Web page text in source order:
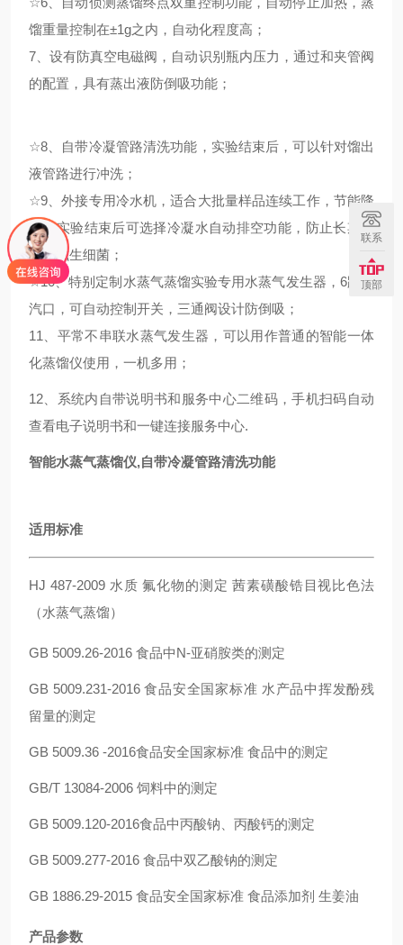
馏重量控制在±1g之内，自动化程度高；
7、设有防真空电磁阀，自动识别瓶内压力，通过和夹管阀
的配置，具有蒸出液防倒吸功能；
☆8、自带冷凝管路清洗功能，实验结束后，可以针对馏出
液管路进行冲洗；
☆9、外接专用冷水机，适合大批量样品连续工作，节能降
耗，实验结束后可选择冷凝水自动排空功能，防止长期不
使用滋生细菌；
☆10、特别定制水蒸气蒸馏实验专用水蒸气发生器，6路蒸
汽口，可自动控制开关，三通阀设计防倒吸；
11、平常不串联水蒸气发生器，可以用作普通的智能一体
化蒸馏仪使用，一机多用；
12、系统内自带说明书和服务中心二维码，手机扫码自动
查看电子说明书和一键连接服务中心.
智能水蒸气蒸馏仪,自带冷凝管路清洗功能
适用标准
HJ 487-2009 水质 氟化物的测定 茜素磺酸锆目视比色法
（水蒸气蒸馏）
GB 5009.26-2016 食品中N-亚硝胺类的测定
GB 5009.231-2016 食品安全国家标准 水产品中挥发酚残
留量的测定
GB 5009.36 -2016食品安全国家标准 食品中的测定
GB/T 13084-2006 饲料中的测定
GB 5009.120-2016食品中丙酸钠、丙酸钙的测定
GB 5009.277-2016 食品中双乙酸钠的测定
GB 1886.29-2015 食品安全国家标准 食品添加剂 生姜油
产品参数
联系
顶部